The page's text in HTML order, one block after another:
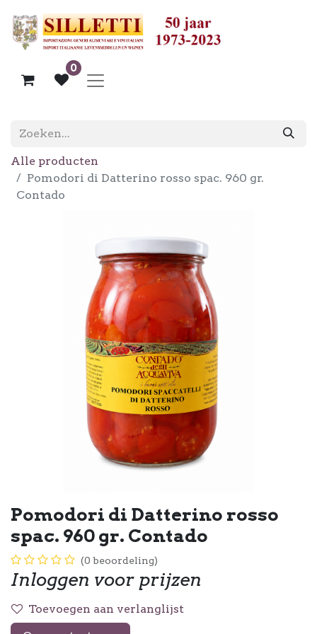
0
Alle producten
Pomodori di Datterino rosso spac. 960 gr.
Contado
Pomodori di Datterino rosso
spac. 960 gr. Contado
(0 beoordeling)
Inloggen voor prijzen
Toevoegen aan verlanglijst